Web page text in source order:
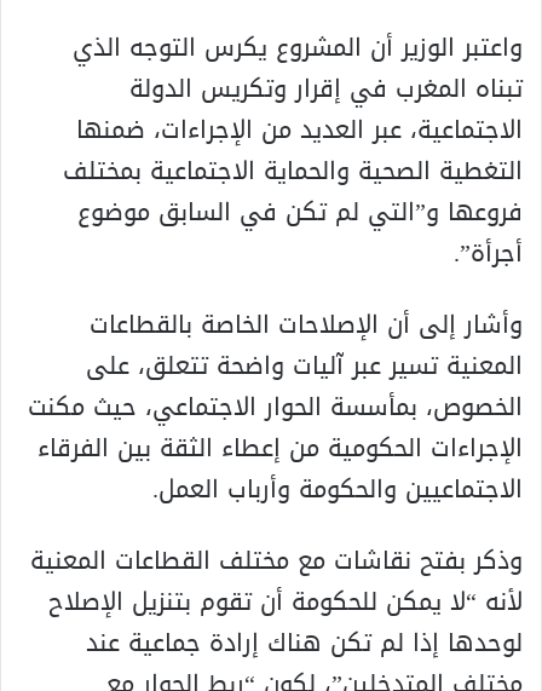
واعتبر الوزير أن المشروع يكرس التوجه الذي
تبناه المغرب في إقرار وتكريس الدولة
الاجتماعية، عبر العديد من الإجراءات، ضمنها
التغطية الصحية والحماية الاجتماعية بمختلف
فروعها و”التي لم تكن في السابق موضوع
أجرأة”.
وأشار إلى أن الإصلاحات الخاصة بالقطاعات
المعنية تسير عبر آليات واضحة تتعلق، على
الخصوص، بمأسسة الحوار الاجتماعي، حيث مكنت
الإجراءات الحكومية من إعطاء الثقة بين الفرقاء
الاجتماعيين والحكومة وأرباب العمل.
وذكر بفتح نقاشات مع مختلف القطاعات المعنية
لأنه “لا يمكن للحكومة أن تقوم بتنزيل الإصلاح
لوحدها إذا لم تكن هناك إرادة جماعية عند